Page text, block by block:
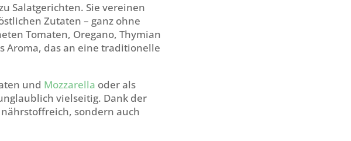
Salatgerichten. Sie vereinen
Zutaten – ganz ohne
Tomaten, Oregano, Thymian
Aroma, das an eine traditionelle
und Mozzarella oder als
vielseitig. Dank der
sondern auch